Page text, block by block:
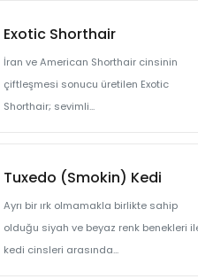
Exotic Shorthair
İran ve American Shorthair cinsinin
çiftleşmesi sonucu üretilen Exotic
Shorthair; sevimli...
Tuxedo (Smokin) Kedi
Ayrı bir ırk olmamakla birlikte sahip
olduğu siyah ve beyaz renk benekleri
kedi cinsleri arasında...